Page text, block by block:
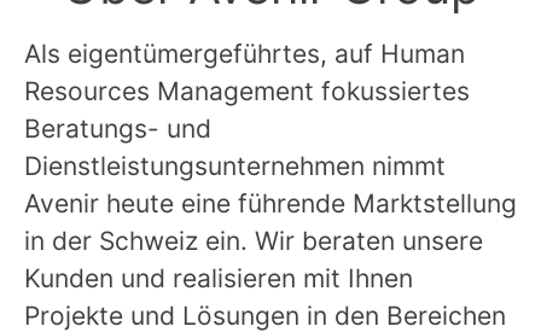
Als eigentümergeführtes, auf Human
Resources Management fokussiertes
Beratungs- und
Dienstleistungsunternehmen nimmt
Avenir heute eine führende Marktstellung
in der Schweiz ein. Wir beraten unsere
Kunden und realisieren mit Ihnen
Projekte und Lösungen in den Bereichen